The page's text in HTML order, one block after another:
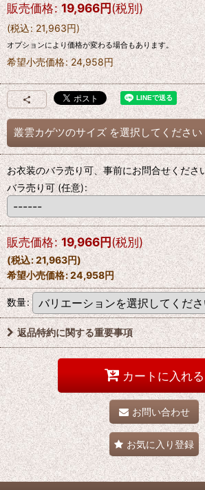
販売価格: 19,966円(税別)
(税込: 21,963円)
オプションにより価格が変わる場合もあります。
希望小売価格: 24,958円
叢雲カゲツのサイズ を選択してください
お衣装のバラ売り可、事前にお問合せくださ
バラ売り可(任意):
販売価格: 19,966円(税別)
(税込:21,963円)
希望小売価格:24,958円
数量:
返品特約に関する重要事項
カートに入れる
お問い合わせ
お気に入り登録